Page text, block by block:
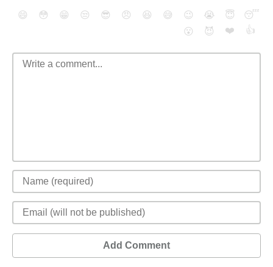
😄 😳 😁 😒 😎 😠 😆 😅 😉 😭 😇
😴
😮
😈 ❤️ 👍
Add Comment